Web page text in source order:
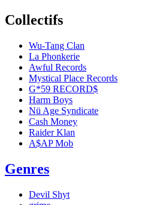
Collectifs
Wu-Tang Clan
La Phonkerie
Awful Records
Mystical Place Records
G*59 RECORD$
Harm Boys
Nü Age Syndicate
Cash Money
Raider Klan
A$AP Mob
Genres
Devil Shyt